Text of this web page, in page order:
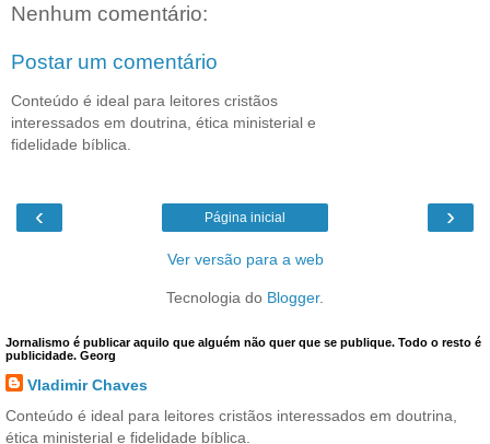
Nenhum comentário:
Postar um comentário
Conteúdo é ideal para leitores cristãos
interessados em doutrina, ética ministerial e
fidelidade bíblica.
‹ ›
Página inicial
Ver versão para a web
Tecnologia do Blogger.
Jornalismo é publicar aquilo que alguém não quer que se publique. Todo o resto é
publicidade. Georg
Vladimir Chaves
Conteúdo é ideal para leitores cristãos interessados em doutrina,
ética ministerial e fidelidade bíblica.